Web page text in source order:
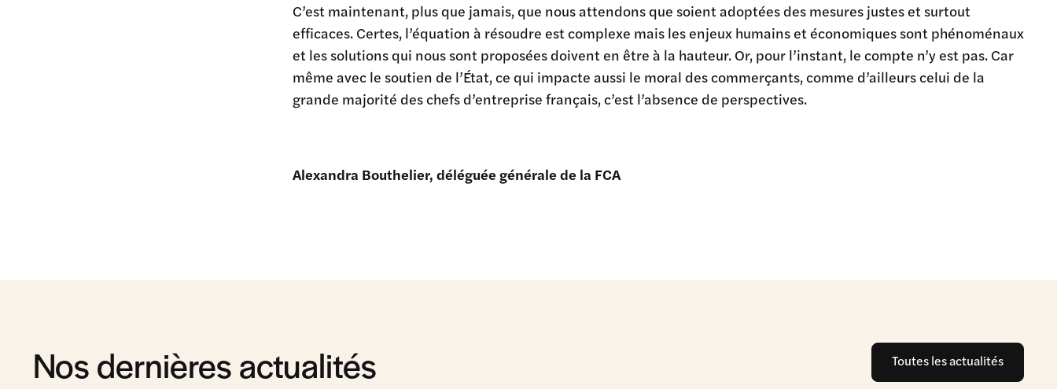
C’est maintenant, plus que jamais, que nous attendons que soient adoptées des mesures justes et surtout
efficaces. Certes, l’équation à résoudre est complexe mais les enjeux humains et économiques sont phénoménaux
et les solutions qui nous sont proposées doivent en être à la hauteur. Or, pour l’instant, le compte n’y est pas. Car
même avec le soutien de l’État, ce qui impacte aussi le moral des commerçants, comme d’ailleurs celui de la
grande majorité des chefs d’entreprise français, c’est l’absence de perspectives.
Alexandra Bouthelier, déléguée générale de la FCA
Nos dernières actualités Toutes les actualités